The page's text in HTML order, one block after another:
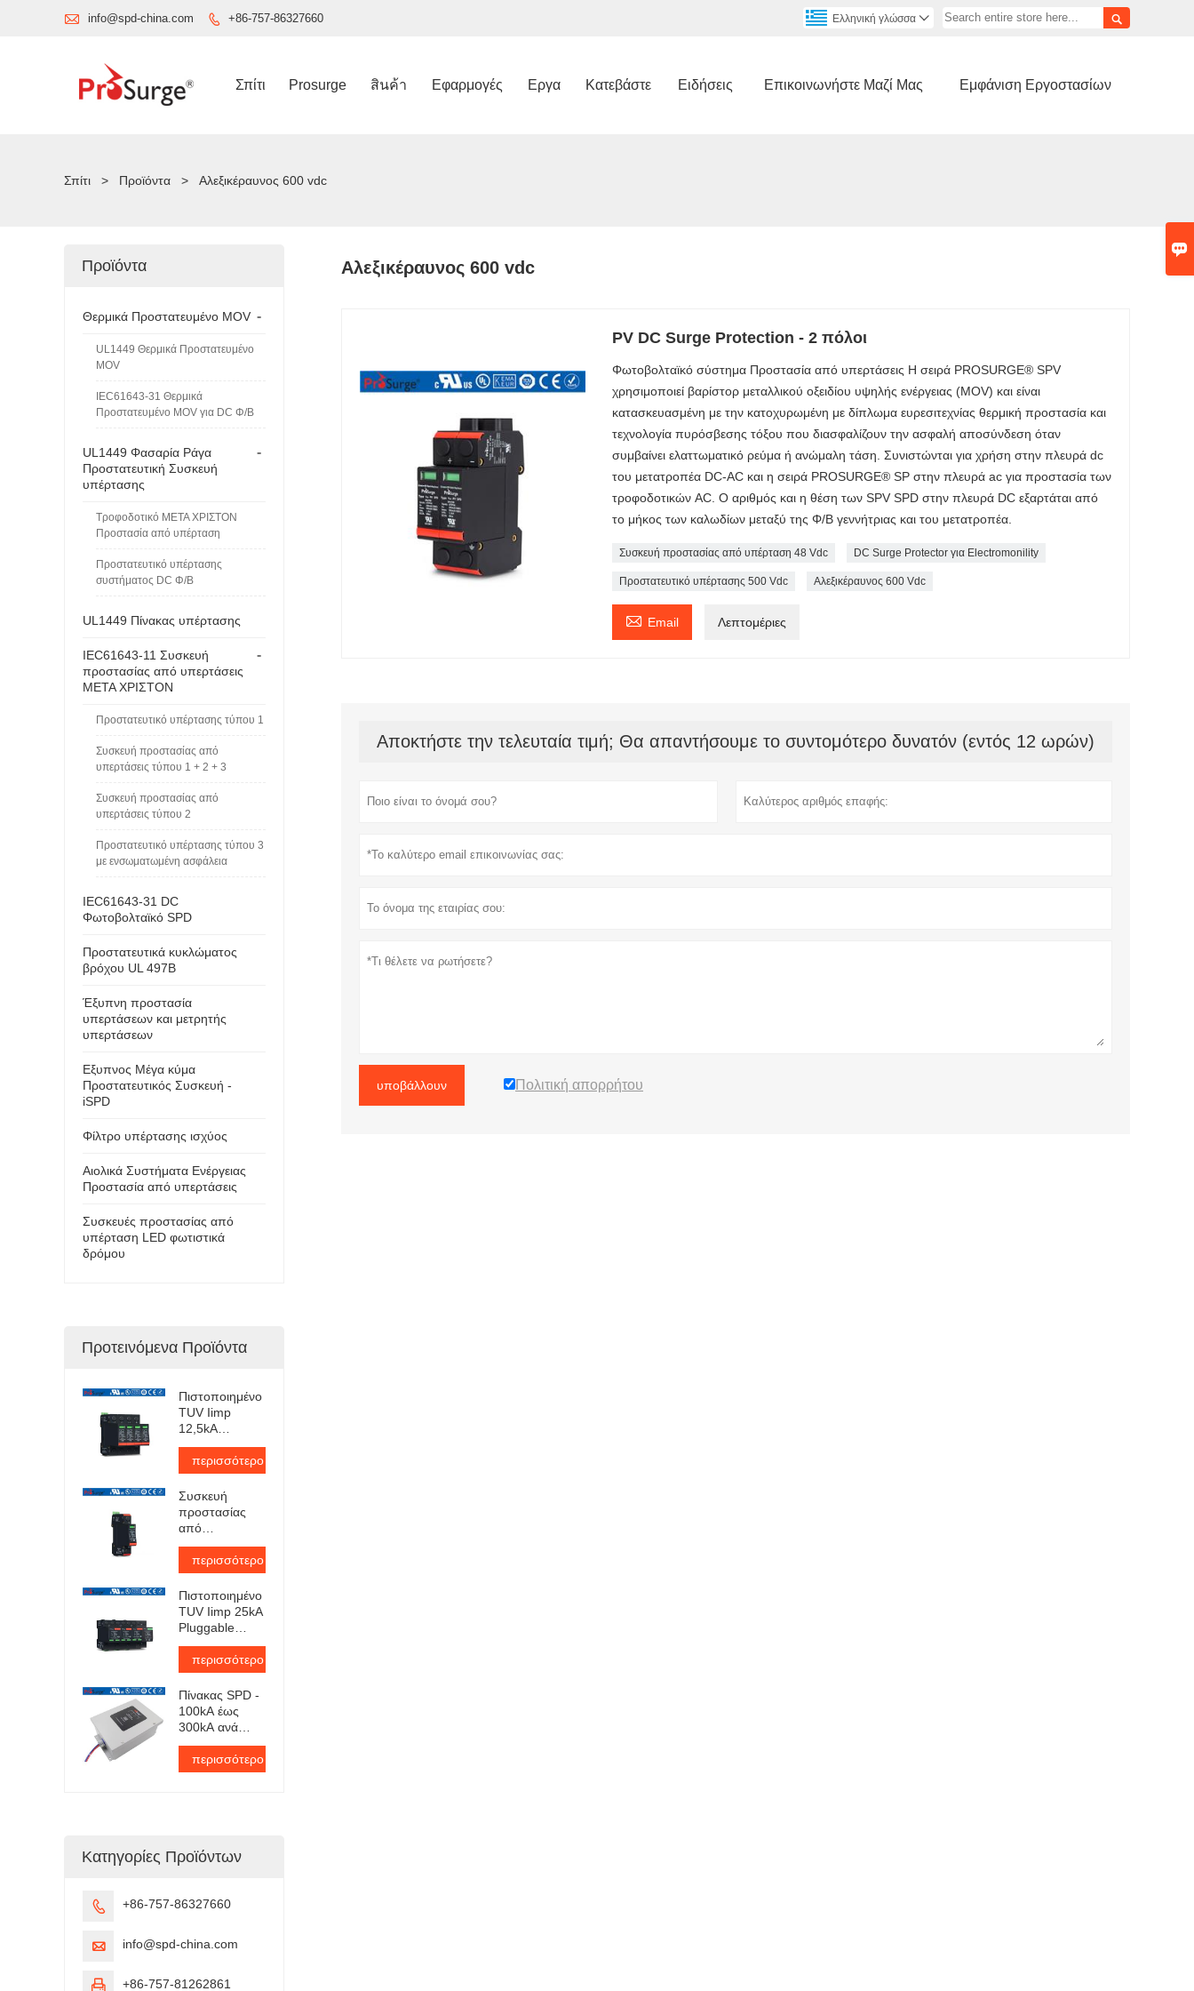

 info@spd-china.com  +86-757-86327660 
Ελληνική γλώσσα 
Σπίτι Prosurge สินค้า Εφαρμογές Εργα Κατεβάστε Ειδήσεις Επικοινωνήστε Μαζί Μας Εμφάνιση Εργοστασίων
Σπίτι > Προϊόντα > Αλεξικέραυνος 600 vdc
Αλεξικέραυνος 600 vdc
PV DC Surge Protection - 2 πόλοι
Φωτοβολταϊκό σύστημα Προστασία από υπερτάσεις Η σειρά PROSURGE® SPV
χρησιμοποιεί βαρίστορ μεταλλικού οξειδίου υψηλής ενέργειας (MOV) και είναι
κατασκευασμένη με την κατοχυρωμένη με δίπλωμα ευρεσιτεχνίας θερμική προστασία και
τεχνολογία πυρόσβεσης τόξου που διασφαλίζουν την ασφαλή αποσύνδεση όταν
συμβαίνει ελαττωματικό ρεύμα ή ανώμαλη τάση. Συνιστώνται για χρήση στην πλευρά dc
του μετατροπέα DC-AC και η σειρά PROSURGE® SP στην πλευρά ac για προστασία των
τροφοδοτικών AC. Ο αριθμός και η θέση των SPV SPD στην πλευρά DC εξαρτάται από
το μήκος των καλωδίων μεταξύ της Φ/Β γεννήτριας και του μετατροπέα.
Συσκευή προστασίας από υπέρταση 48 Vdc DC Surge Protector για Electromonility
Προστατευτικό υπέρτασης 500 Vdc Αλεξικέραυνος 600 Vdc
 Email Λεπτομέριες
Αποκτήστε την τελευταία τιμή; Θα απαντήσουμε το συντομότερο δυνατόν (εντός 12 ωρών)
υποβάλλουν Πολιτική απορρήτου
Προϊόντα
-
Θερμικά Προστατευμένο MOV
UL1449 Θερμικά Προστατευμένο
MOV
IEC61643-31 Θερμικά
Προστατευμένο MOV για DC Φ/Β
-
UL1449 Φασαρία Ράγα
Προστατευτική Συσκευή
υπέρτασης
Τροφοδοτικό ΜΕΤΑ ΧΡΙΣΤΟΝ
Προστασία από υπέρταση
Προστατευτικό υπέρτασης
συστήματος DC Φ/Β
UL1449 Πίνακας υπέρτασης
-
IEC61643-11 Συσκευή
προστασίας από υπερτάσεις
ΜΕΤΑ ΧΡΙΣΤΟΝ
Προστατευτικό υπέρτασης τύπου 1
Συσκευή προστασίας από
υπερτάσεις τύπου 1 + 2 + 3
Συσκευή προστασίας από
υπερτάσεις τύπου 2
Προστατευτικό υπέρτασης τύπου 3
με ενσωματωμένη ασφάλεια
IEC61643-31 DC
Φωτοβολταϊκό SPD
Προστατευτικά κυκλώματος
βρόχου UL 497B
Έξυπνη προστασία
υπερτάσεων και μετρητής
υπερτάσεων
Εξυπνος Μέγα κύμα
Προστατευτικός Συσκευή -
iSPD
Φίλτρο υπέρτασης ισχύος
Αιολικά Συστήματα Ενέργειας
Προστασία από υπερτάσεις
Συσκευές προστασίας από
υπέρταση LED φωτιστικά
δρόμου
Προτεινόμενα Προϊόντα
Πιστοποιημένο
TUV Iimp
12,5kA
Pluggable
Surge
Protector
περισσότερο
Συσκευή
προστασίας
από
υπερτάσεις
εναλλασσόμενου
ρεύματος
τύπου 1+2 με
πιστοποίηση
TUV
περισσότερο
Πιστοποιημένο
TUV Iimp 25kA
Pluggable
Surge
Protector
περισσότερο
Πίνακας SPD -
100kA έως
300kA ανά
φάση
περισσότερο
Κατηγορίες Προϊόντων
 +86-757-86327660
 info@spd-china.com
 +86-757-81262861